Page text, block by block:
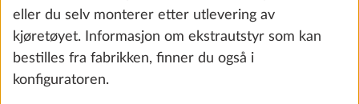
eller du selv monterer etter utlevering av
kjøretøyet. Informasjon om ekstrautstyr som kan
bestilles fra fabrikken, finner du også i
konfiguratoren.